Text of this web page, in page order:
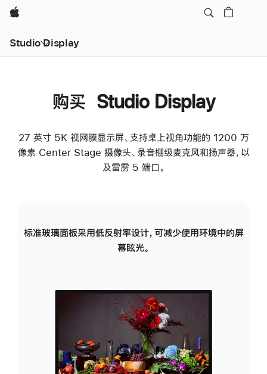
Apple
Studio Display
购买 Studio Display
27 英寸 5K 视网膜显示屏、支持桌上视角功能的 1200 万
像素 Center Stage 摄像头、录音棚级麦克风和扬声器，以
及雷雳 5 端口。
标准玻璃面板采用低反射率设计，可减少使用环境中的屏
幕眩光。